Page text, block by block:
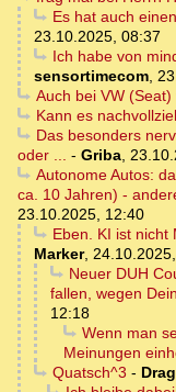
Es hat auch
23.10.2025, 08:37
Ich habe von
sensortimecom,
Auch bei VW
Kann es
Das besonders
oder ... - Griba,
Autonome Autos:
ca. 10 Jahren) -
23.10.2025, 12:40
Eben. KI ist
Marker,
Neuer DUH
fallen, wegen
12:18
Wenn man
Meinungen
Quatsch^3 -